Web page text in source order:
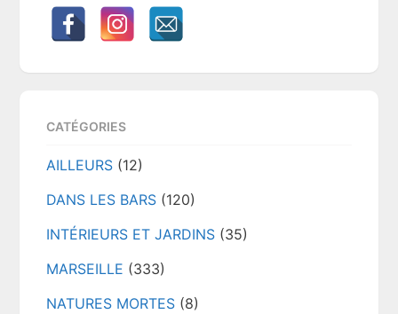
CATÉGORIES
AILLEURS (12)
DANS LES BARS (120)
INTÉRIEURS ET JARDINS (35)
MARSEILLE (333)
NATURES MORTES (8)